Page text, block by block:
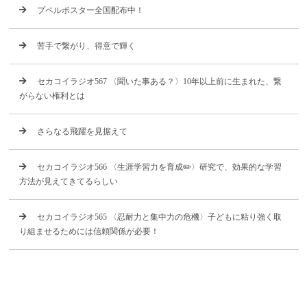
プペルポスター全国配布中！
苦手で繋がり、得意で輝く
セカコイラジオ567 〈聞いた事ある？〉10年以上前に生まれた、繋
がらない権利とは
さらなる飛躍を見据えて
セカコイラジオ566 〈生涯学習力を育成✏️〉研究で、効果的な学習
方法が見えてきてるらしい
セカコイラジオ565 〈忍耐力と集中力の危機〉子どもに粘り強く取
り組ませるためには信頼関係が必要！